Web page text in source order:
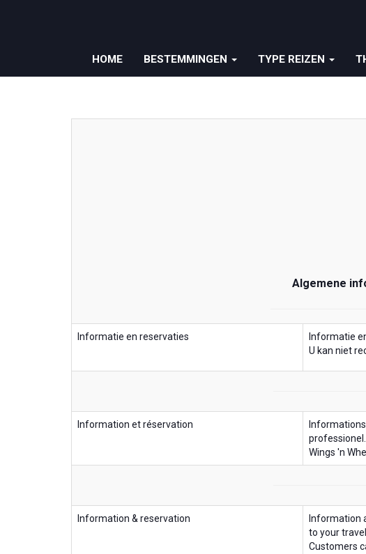
HOME BESTEMMINGEN TYPE REIZEN
Algemene
Informatie en reservaties
Informatie
U kan niet
Information et réservation
professionel.
Wings 'n
Information & reservation
Information
to your
Customers